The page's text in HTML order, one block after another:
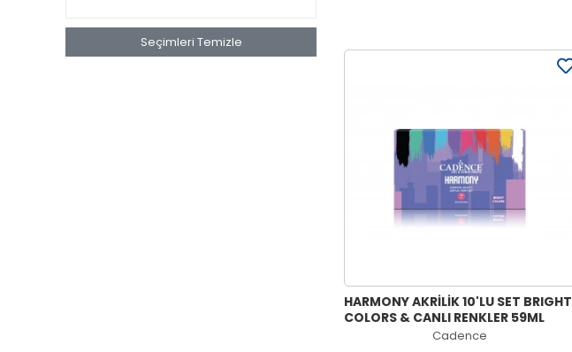
Seçimleri Temizle
HARMONY AKRİLİK 10'LU SET BRIGHT
COLORS & CANLI RENKLER 59ML
Cadence